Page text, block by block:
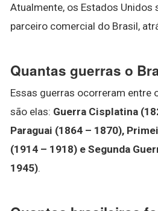
Atualmente, os Estados Unidos
parceiro comercial do Brasil,
Quantas guerras o
Essas guerras ocorreram entre
são elas: Guerra Cisplatina
Paraguai (1864 – 1870),
(1914 – 1918) e Segunda
1945).